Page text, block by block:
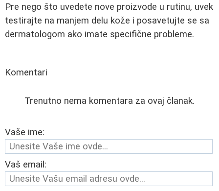
Pre nego što uvedete nove proizvode u rutinu, uvek
testirajte na manjem delu kože i posavetujte se sa
dermatologom ako imate specifične probleme.
Komentari
Trenutno nema komentara za ovaj članak.
Vaše ime:
Vaš email: